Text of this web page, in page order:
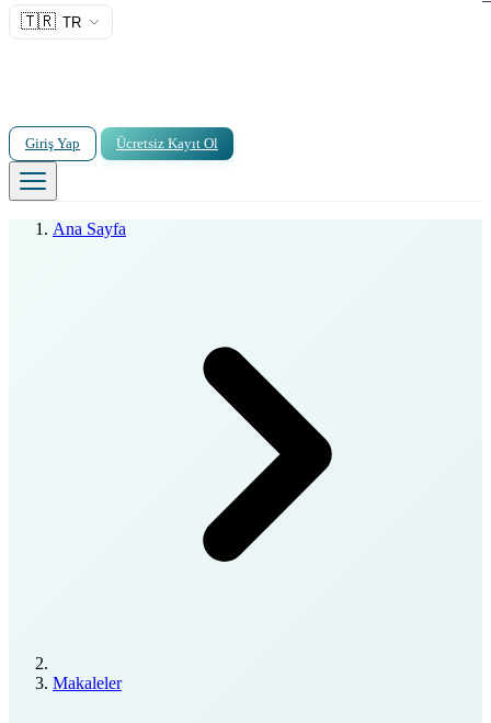
🇹🇷 TR
Giriş Yap Ücretsiz Kayıt Ol
Ana Sayfa
Makaleler